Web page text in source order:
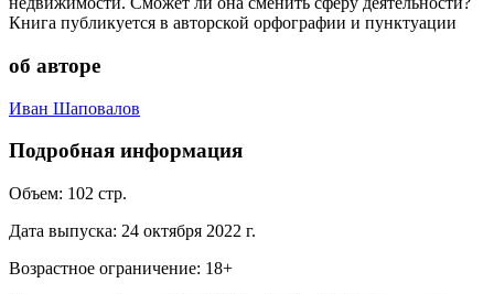
Книга публикуется в авторской орфографии и пунктуации
об авторе
Иван Шаповалов
Подробная информация
Объем: 102 стр.
Дата выпуска: 24 октября 2022 г.
Возрастное ограничение: 18+